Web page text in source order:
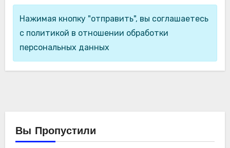
Нажимая кнопку "отправить", вы соглашаетесь
с политикой в отношении обработки
персональных данных
Вы Пропустили